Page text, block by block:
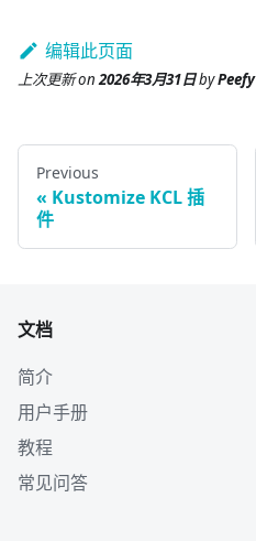
编辑此页面
上次更新on2026年3月31日byPeefy
Previous
Kustomize KCL 插
件
文档
简介
用户手册
教程
常见问答